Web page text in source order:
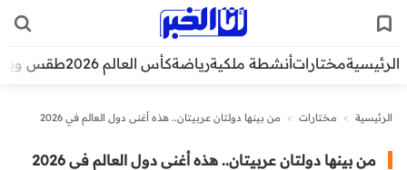
الرئيسيةمختاراتأنشطة ملكيةرياضةكأس العالم 2026 طقس
الرئيسية > مختارات > من بينها دولتان عربيتان.. هذه أغنى دول العالم في 2026
من بينها دولتان عربيتان.. هذه أغنى دول العالم في 2026